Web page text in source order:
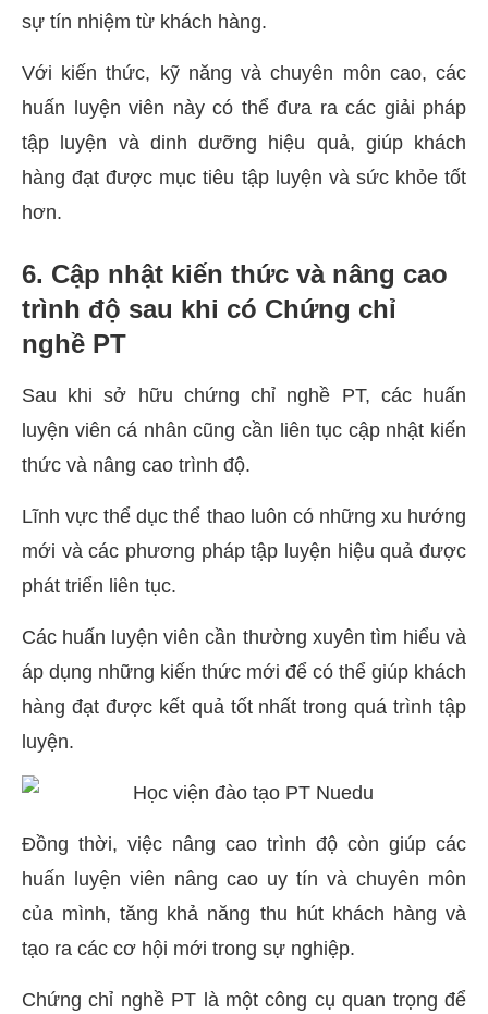
sự tín nhiệm từ khách hàng.
Với kiến thức, kỹ năng và chuyên môn cao, các
huấn luyện viên này có thể đưa ra các giải pháp
tập luyện và dinh dưỡng hiệu quả, giúp khách
hàng đạt được mục tiêu tập luyện và sức khỏe tốt
hơn.
6. Cập nhật kiến thức và nâng cao
trình độ sau khi có Chứng chỉ
nghề PT
Sau khi sở hữu chứng chỉ nghề PT, các huấn
luyện viên cá nhân cũng cần liên tục cập nhật kiến
thức và nâng cao trình độ.
Lĩnh vực thể dục thể thao luôn có những xu hướng
mới và các phương pháp tập luyện hiệu quả được
phát triển liên tục.
Các huấn luyện viên cần thường xuyên tìm hiểu và
áp dụng những kiến thức mới để có thể giúp khách
hàng đạt được kết quả tốt nhất trong quá trình tập
luyện.
Đồng thời, việc nâng cao trình độ còn giúp các
huấn luyện viên nâng cao uy tín và chuyên môn
của mình, tăng khả năng thu hút khách hàng và
tạo ra các cơ hội mới trong sự nghiệp.
Chứng chỉ nghề PT là một công cụ quan trọng để